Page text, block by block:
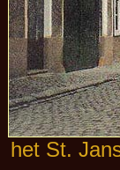
het St.